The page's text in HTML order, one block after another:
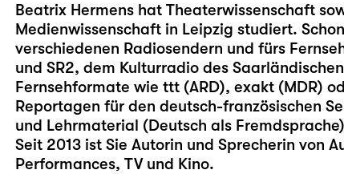
Beatrix Hermens hat Theaterwissenschaft
Medienwissenschaft in Leipzig studiert.
verschiedenen Radiosendern und fürs
und SR2, dem Kulturradio des
Fernsehformate wie ttt (ARD), exakt (MDR)
Reportagen für den deutsch-französischen
und Lehrmaterial (Deutsch als
Seit 2013 ist Sie Autorin und Sprecherin von
Performances, TV und Kino.